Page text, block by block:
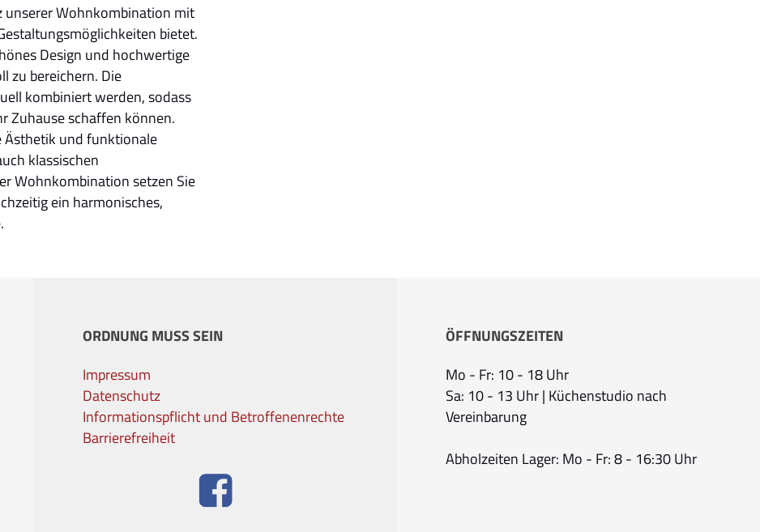
unserer Wohnkombination mit
bietet.
Design und hochwertige
zu bereichern. Die
kombiniert werden, sodass
Zuhause schaffen können.
Ästhetik und funktionale
klassischen
Wohnkombination setzen Sie
ein harmonisches,
ORDNUNG MUSS SEIN
Impressum
Datenschutz
Informationspflicht und Betroffenenrechte
Barrierefreiheit
ÖFFNUNGSZEITEN
Mo - Fr: 10 - 18 Uhr
Sa: 10 - 13 Uhr | Küchenstudio nach
Vereinbarung
Abholzeiten Lager: Mo - Fr: 8 - 16:30 Uhr